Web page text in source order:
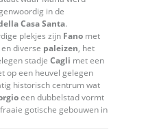
in de
Casa Santa.
plekjes zijn Fano met
en diverse paleizen, het
stadje Cagli met een
op een heuvel gelegen
historisch centrum wat
een dubbelstad vormt
gotische gebouwen in